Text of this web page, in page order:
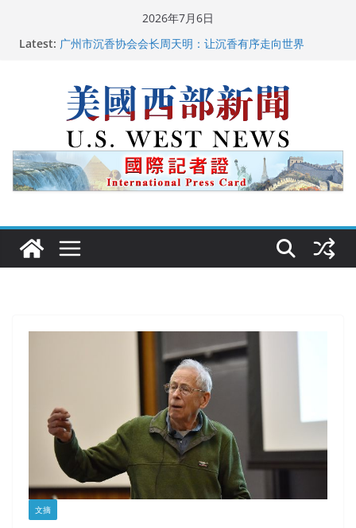
2026年7月6日
Latest: 广州市沉香协会会长周天明：让沉香有序走向世界
美国人
美国最高法院维持“出生公民权” : 出生在美国就是美国
人！
中国驻美国大使谢锋邀请美国老教师罗纳德·萨科尔斯基
再次访华
文摘